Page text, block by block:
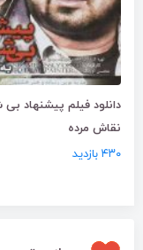
دانلود فیلم پیشنهاد بی
نقاش مرده
۴۳۰ بازدید